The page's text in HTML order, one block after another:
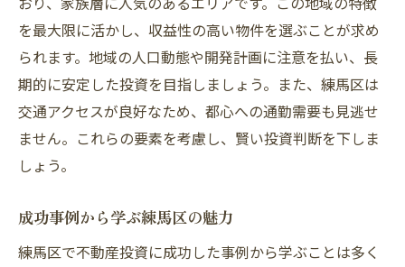
地域の変化が投資に与えるインパクト
練馬区の文化とライフスタイルが投資に与
える影響
練馬区の不動産求人について
を最大限に活かし、収益性の高い物件を選ぶことが求め
られます。地域の人口動態や開発計画に注意を払い、長
期的に安定した投資を目指しましょう。また、練馬区は
交通アクセスが良好なため、都心への通勤需要も見逃せ
ません。これらの要素を考慮し、賢い投資判断を下しま
しょう。
成功事例から学ぶ練馬区の魅力
練馬区で不動産投資に成功した事例から学ぶことは多く